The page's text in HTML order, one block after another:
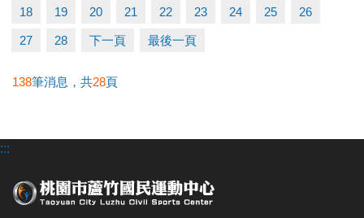
-官網 :
https://www.lzsports.com.tw/zh_TW/news/pageID/1/
-IG : @luzhusports
18 19 20 21 22 23 24 25 26
27 28 下一頁 最後一頁
138筆消息，共28頁
:::